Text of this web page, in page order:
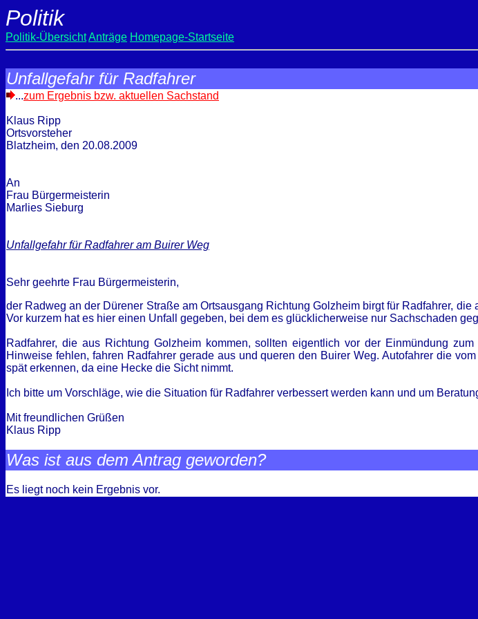
Politik
Politik-ÜbersichtAnträge Homepage-Startseite
Unfallgefahr für Radfahrer
...zum Ergebnis bzw. aktuellen Sachstand
Klaus Ripp
Ortsvorsteher
Blatzheim, den 20.08.2009
An
Frau Bürgermeisterin
Marlies Sieburg
Unfallgefahr für Radfahrer am Buirer Weg
Sehr geehrte Frau Bürgermeisterin,
der Radweg an der Dürener Straße am Ortsausgang Richtung Golzheim birgt für Radfahrer,
Vor kurzem hat es hier einen Unfall gegeben, bei dem es glücklicherweise nur Sachschaden
Radfahrer, die aus Richtung Golzheim kommen, sollten eigentlich vor der Einmündung
Hinweise fehlen, fahren Radfahrer gerade aus und queren den Buirer Weg. Autofahrer die
spät erkennen, da eine Hecke die Sicht nimmt.
Ich bitte um Vorschläge, wie die Situation für Radfahrer verbessert werden kann und um
Mit freundlichen Grüßen
Klaus Ripp
Was ist aus dem Antrag geworden?
Es liegt noch kein Ergebnis vor.